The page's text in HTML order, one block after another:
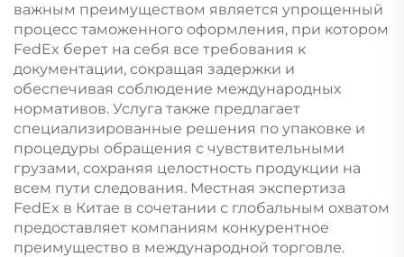
важным преимуществом является упрощенный
процесс таможенного оформления, при котором
FedEx берет на себя все требования к
документации, сокращая задержки и
обеспечивая соблюдение международных
нормативов. Услуга также предлагает
специализированные решения по упаковке и
процедуры обращения с чувствительными
грузами, сохраняя целостность продукции на
всем пути следования. Местная экспертиза
FedEx в Китае в сочетании с глобальным охватом
предоставляет компаниям конкурентное
преимущество в международной торговле.